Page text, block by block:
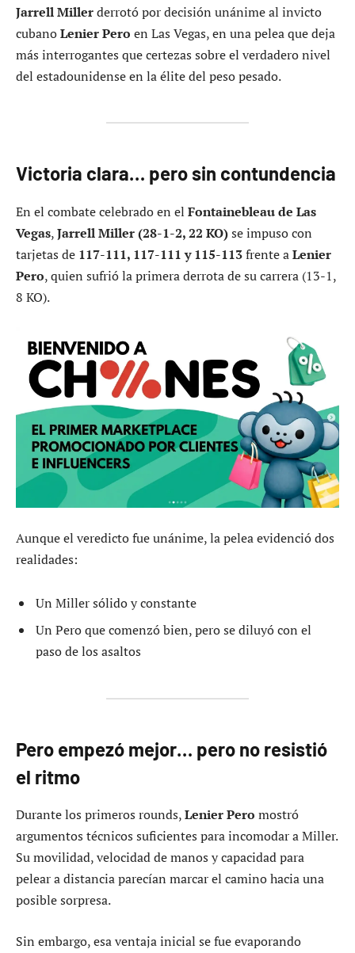
Jarrell Millerderrotó por decisión unánime al invicto
cubanoLenier Pero en Las Vegas, en una pelea que deja
más interrogantes que certezas sobre el verdadero nivel
del estadounidense en la élite del peso pesado.
Victoria clara… pero sin contundencia
En el combate celebrado en el Fontainebleau de Las
Vegas,Jarrell Miller (28-1-2, 22 KO)se impuso con
tarjetas de 117-111, 117-111 y 115-113frente aLenier
Pero, quien sufrió la primera derrota de su carrera (13-1,
8 KO).
Aunque el veredicto fue unánime, la pelea evidenció dos
realidades:
Un Miller sólido y constante
Un Pero que comenzó bien, pero se diluyó con el
paso de los asaltos
Pero empezó mejor… pero no resistió
el ritmo
Durante los primeros rounds,Lenier Pero mostró
argumentos técnicos suficientes para incomodar a Miller.
Su movilidad, velocidad de manos y capacidad para
pelear a distancia parecían marcar el camino hacia una
posible sorpresa.
Sin embargo, esa ventaja inicial se fue evaporando